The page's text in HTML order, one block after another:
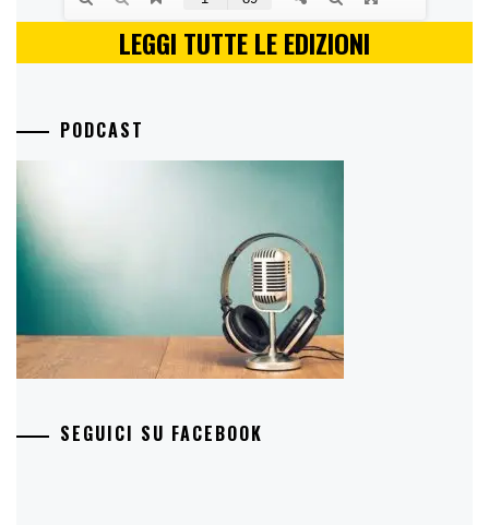
LEGGI TUTTE LE EDIZIONI
PODCAST
SEGUICI SU FACEBOOK